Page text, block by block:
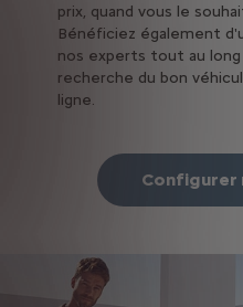
prix, quand vous le
Bénéficiez également
nos experts tout au
recherche du bon
ligne.
Configurer